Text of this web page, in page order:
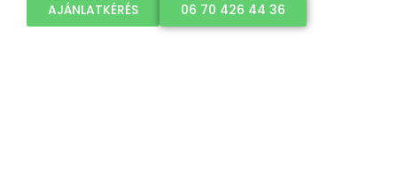
AJÁNLATKÉRÉS 06 70 426 44 36